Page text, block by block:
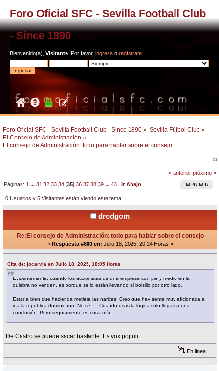
Foro Oficial SFC - Sevilla Football Club
- Since 1890
Bienvenido(a), Visitante . Por favor, ingresa o regístrate
Foro Oficial SFC - Sevilla Football Club - Since 1890 » Sevilla Fútbol Club »
El Consejo de Administración »
El consejo de Administración: todo para hablar sobre el consejo
« anterior próximo »
IMPRIMIR
Páginas: 1 ...31 32 33 34 [35]36 37 38 39 ...43 Ir Abajo
0 Usuarios y 5 Visitantes están viendo este tema.
drodgom
Re:El consejo de Administración: todo para hablar sobre el consejo
« Respuesta #680 en: Julio 18, 2025, 20:24 Horas »
Cita de: jocarvia en Julio 18, 2025, 18:05 Horas
Evidentemente, cuando los accionistas de una empresa con pie y medio en la
quiebra no venden, es porque se lo están llevando al bolsillo por otro lado.
Estaría bien que hacienda metiera las narices. Creo que hay gente muy aficionada a
ir a la republica dominicana. No sé .... Cuando usas la lógica solo llegas a una
conclusión. Pero seguramente es cosa mía.
De Castro se puede sacar bastante. Es vox populi.
En línea